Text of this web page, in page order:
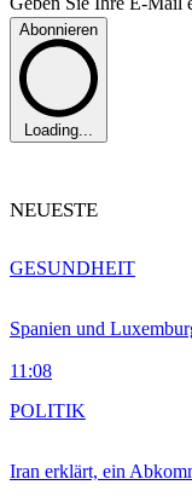
Abonnieren
Loading...
NEUESTE
Spanien und
11:08
GESUNDHEIT
Iran erklärt, ein
POLITIK